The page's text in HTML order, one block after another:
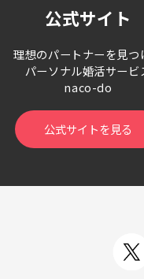
公式サイト
理想のパートナーを見つ
パーソナル婚活サービ
naco-do
公式サイトを見る